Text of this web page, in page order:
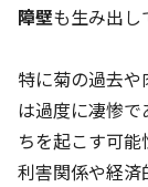
障壁も生み出し
特に菊の過去
は過度に凄惨
ちを起こす可
利害関係や経